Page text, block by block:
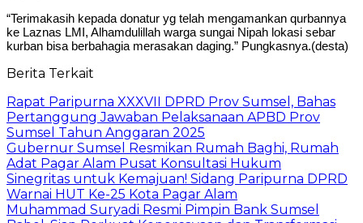
“Terimakasih kepada donatur yg telah mengamankan qurbannya
ke Laznas LMI, Alhamdulillah warga sungai Nipah lokasi sebar
kurban bisa berbahagia merasakan daging.” Pungkasnya.(desta)
Berita Terkait
Rapat Paripurna XXXVII DPRD Prov Sumsel, Bahas
Pertanggung Jawaban Pelaksanaan APBD Prov
Sumsel Tahun Anggaran 2025
Gubernur Sumsel Resmikan Rumah Baghi, Rumah
Adat Pagar Alam Pusat Konsultasi Hukum
Sinegritas untuk Kemajuan! Sidang Paripurna DPRD
Warnai HUT Ke-25 Kota Pagar Alam
Muhammad Suryadi Resmi Pimpin Bank Sumsel